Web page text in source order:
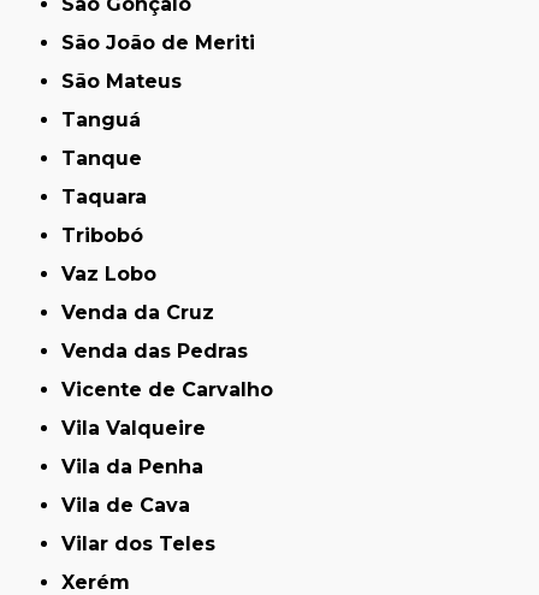
São João de Meriti
São Mateus
Tanguá
Tanque
Taquara
Tribobó
Vaz Lobo
Venda da Cruz
Venda das Pedras
Vicente de Carvalho
Vila Valqueire
Vila da Penha
Vila de Cava
Vilar dos Teles
Xerém